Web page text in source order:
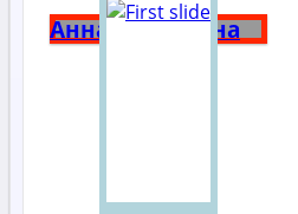
Анна Ярославна